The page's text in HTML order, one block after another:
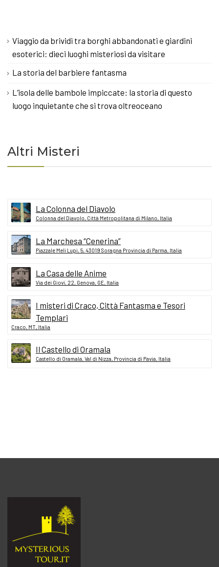
Viaggio da brividi tra borghi abbandonati e giardini
esoterici: dieci luoghi misteriosi da visitare
La storia del barbiere fantasma
L’isola delle bambole impiccate: la storia di questo
luogo inquietante che si trova oltreoceano
Altri Misteri
La Colonna del Diavolo
Colonna del Diavolo, Città Metropolitana di Milano, Italia
La Marchesa “Cenerina”
Piazzale Meli Lupi, 5, 43019 Soragna Provincia di Parma, Italia
La Casa delle Anime
Via dei Giovi, 22, Genova, GE, Italia
I misteri di Craco, Città Fantasma e Tesori
Templari
Craco, MT, Italia
Il Castello di Oramala
Castello di Oramala, Val di Nizza, Provincia di Pavia, Italia